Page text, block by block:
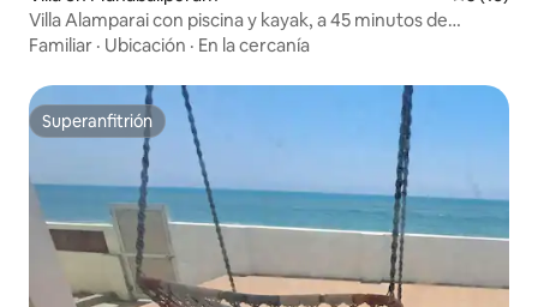
Villa Alamparai con piscina y kayak, a 45 minutos de
Mahabs
Familiar · Ubicación · En la cercanía
Superanfitrión
Superanfitrión